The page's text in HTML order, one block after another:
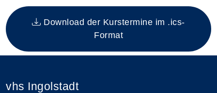
Insgesamt gibt es 1 Termine zum diesen Kurs
Download der Kurstermine im .ics-
Format
vhs Ingolstadt